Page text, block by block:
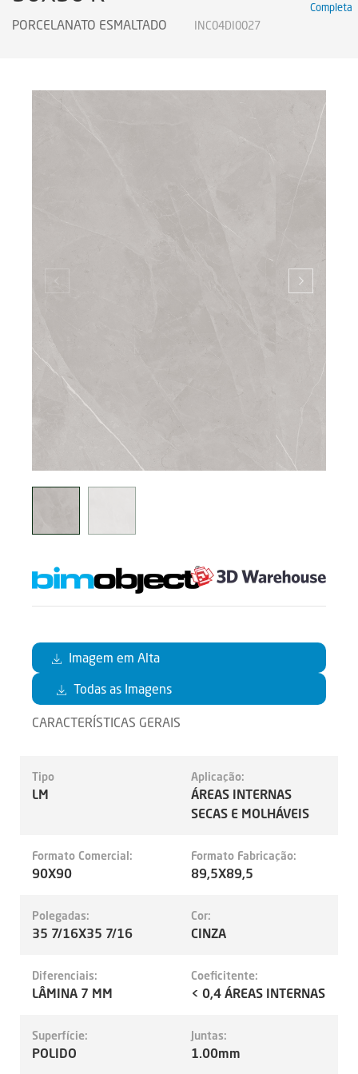
Certificados
Certificates
PORCELANATO ESMALTADO INC04DI0027
Completa
Imagem em Alta
Todas as Imagens
CARACTERÍSTICAS GERAIS
Tipo
LM
Aplicação:
ÁREAS INTERNAS
SECAS E MOLHÁVEIS
Formato Comercial:
90X90
Formato Fabricação:
89,5X89,5
Polegadas:
35 7/16X35 7/16
Cor:
CINZA
Diferenciais:
LÂMINA 7 MM
Coeficitente:
< 0,4 ÁREAS INTERNAS
Superfície:
POLIDO
Juntas:
1.00mm